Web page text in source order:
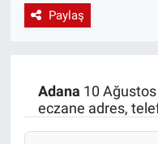
Paylaş
Adana 10
eczane adres,
EndüstriST
Endüstri 4.0